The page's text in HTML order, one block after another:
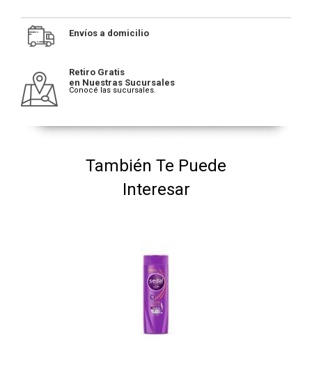
Envíos a domicilio
Retiro Gratis
en Nuestras Sucursales
Conocé las sucursales.
También Te Puede
Interesar